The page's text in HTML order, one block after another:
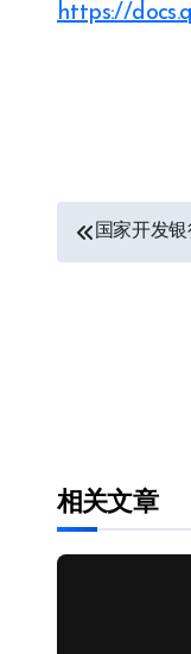
https://
文 国家开发
相关文章